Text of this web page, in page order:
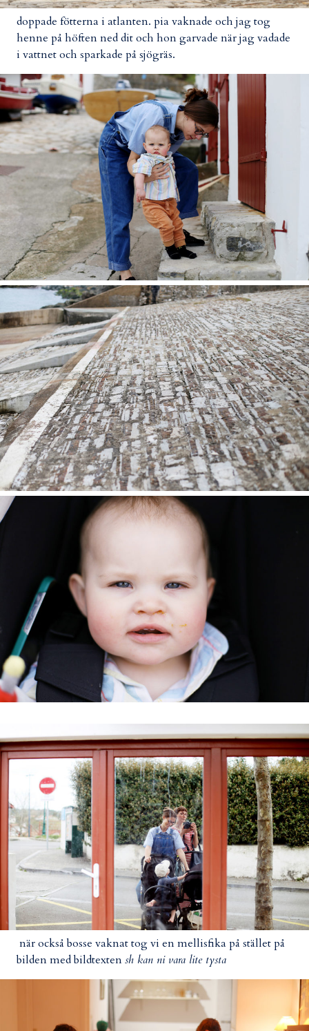
doppade fötterna i atlanten. pia vaknade och jag tog
henne på höften ned dit och hon garvade när jag vadade
i vattnet och sparkade på sjögräs.
när också bosse vaknat tog vi en mellisfika på stället på
bilden med bildtextensh kan ni vara lite tysta